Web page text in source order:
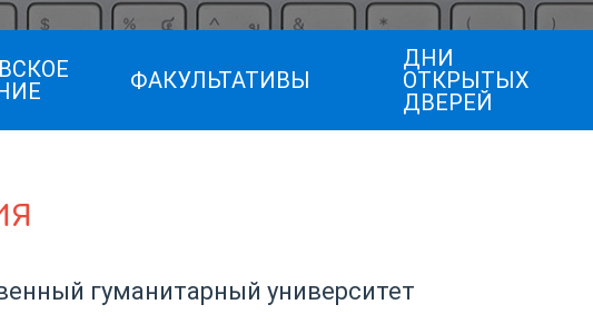
ФАКУЛЬТАТИВЫ
ДНИ
ОТКРЫТЫХ
ДВЕРЕЙ
гуманитарный университет